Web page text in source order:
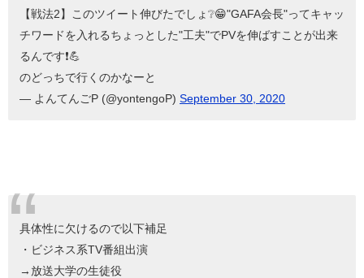
【戦法2】このツイート伸びたでしょ❔😁"GAFA会長"ってキャッ
チワードを入れるちょっとした"工夫"でPVを伸ばすことが出来
るんです❗💪
のどっちで行くのかなーと
— よんてんごP (@yontengoP) September 30, 2020
具体性に欠けるので以下補足
・ビジネス系TV番組出演
→放送大学の生徒役